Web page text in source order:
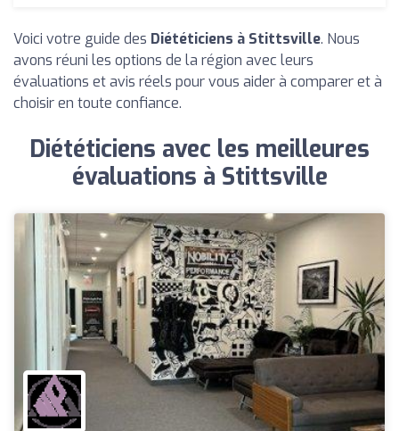
Voici votre guide des Diététiciens à Stittsville. Nous
avons réuni les options de la région avec leurs
évaluations et avis réels pour vous aider à comparer et à
choisir en toute confiance.
Diététiciens avec les meilleures
évaluations à Stittsville